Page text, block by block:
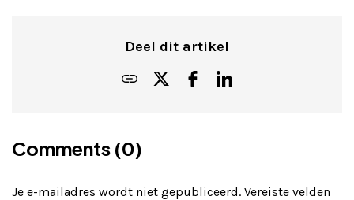
Deel dit artikel
Comments (0)
Je e-mailadres wordt niet gepubliceerd. Vereiste velden